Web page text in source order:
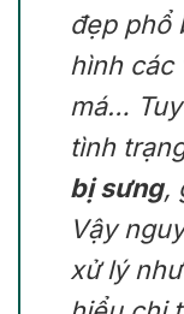
đẹp phổ
hình các
má…
tình
bị sưng,
Vậy
xử lý